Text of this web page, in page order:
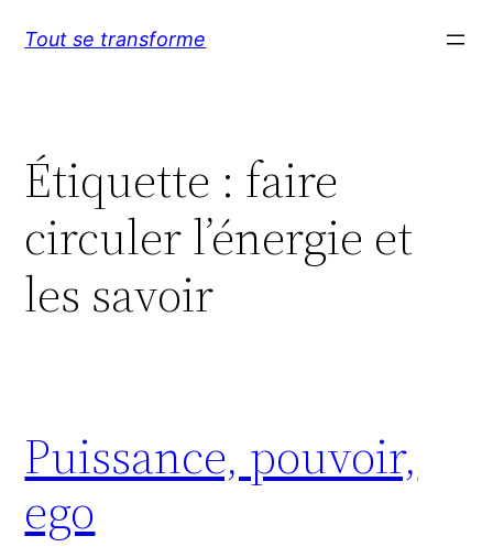
Tout se transforme
Étiquette : faire
circuler l’énergie et
les savoir
Puissance, pouvoir,
ego